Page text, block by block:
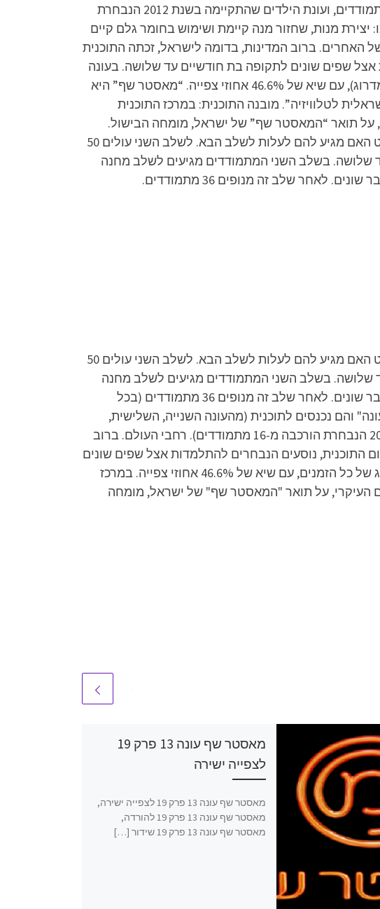
נכנסים לתוכנית (מהעונה השנייה, השלישית, הרביעית והשביעית נבחרת העונה הורכבה מ-14 מתמודדים, ועונת הילדים שהתקיימה בשנת 2012 הנבחרת
יצירת מנות, שחזור מנה קיימת ושימוש בחומר גלם קיים
האחרים. ברוב המדינות, בדומה לישראל, זכתה התוכנית
אצל שפים שונים לתקופה בת חודשיים עד שלושה. בעונה
השלישית, בפרק הגמר שברה התוכנית את שיאי המדרוג של כל הזמנים (מאז שהחלו מדידות המדרוג), עם שיא של 46.6% אחוזי צפייה. “מאסטר שף” היא
2015 ו-2017 ב”טקס פרסי האקדמיה הישראלית לטלוויזיה”. מובנה התוכנית: במרכז התוכנית
על תואר “המאסטר שף” של ישראל, מומחה הבישול.
בתחילתה של כל עונה נבחנים מתמודדים רבים במבחני מיון מול חבר שופטים מקצועי, שמחליט האם מגיע להם לעלות לשלב הבא. לשלב השני עולים 50
שלושה. בשלב השני המתמודדים מגיעים לשלב מחנה
שלב זה מנופים 36 מתמודדים.
בתחילתה של כל עונה נבחנים מתמודדים רבים במבחני מיון מול חבר שופטים מקצועי, שמחליט האם מגיע להם לעלות לשלב הבא. לשלב השני עולים 50
שלושה. בשלב השני המתמודדים מגיעים לשלב מחנה
האימונים, בו הם לומדים מושגים מעולם הבישול, מתנסים בבישול מקצועי ונבחנים במבחני מעבר שונים. לאחר שלב זה מנופים 36 מתמודדים (בכל
הנותרים הם "נבחרת העונה" והם נכנסים לתוכנית (מהעונה השנייה, השלישית,
הרביעית והשביעית נבחרת העונה הורכבה מ-14 מתמודדים, ועונת הילדים שהתקיימה בשנת 2012 הנבחרת הורכבה מ-16 מתמודדים). רחבי העולם. ברוב
התוכנית, נוסעים הנבחרים להתלמדות אצל שפים שונים
לתקופה בת חודשיים עד שלושה. בעונה השלישית, בפרק הגמר שברה התוכנית את שיאי המדרוג של כל הזמנים, עם שיא של 46.6% אחוזי צפייה. במרכז
העיקרי, על תואר "המאסטר שף" של ישראל, מומחה
מאסטר שף עונה 13 פרק 19
לצפייה ישירה
מאסטר שף עונה 13 פרק 19 לצפייה ישירה,
מאסטר שף עונה 13 פרק 19 להורדה,
מאסטר שף עונה 13 פרק 19 שידור […]